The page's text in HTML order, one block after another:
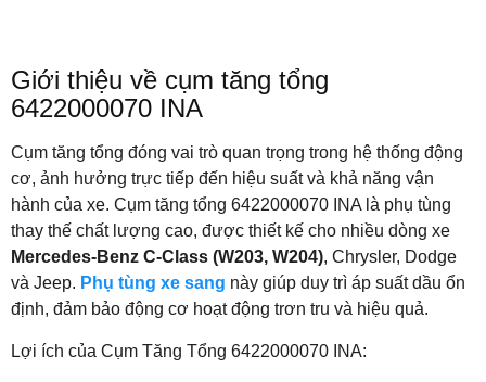
Giới thiệu về cụm tăng tổng
6422000070 INA
Cụm tăng tổng đóng vai trò quan trọng trong hệ thống động
cơ, ảnh hưởng trực tiếp đến hiệu suất và khả năng vận
hành của xe. Cụm tăng tổng 6422000070 INA là phụ tùng
thay thế chất lượng cao, được thiết kế cho nhiều dòng xe
Mercedes-Benz C-Class (W203, W204), Chrysler, Dodge
và Jeep. Phụ tùng xe sang này giúp duy trì áp suất dầu ổn
định, đảm bảo động cơ hoạt động trơn tru và hiệu quả.
Lợi ích của Cụm Tăng Tổng 6422000070 INA: